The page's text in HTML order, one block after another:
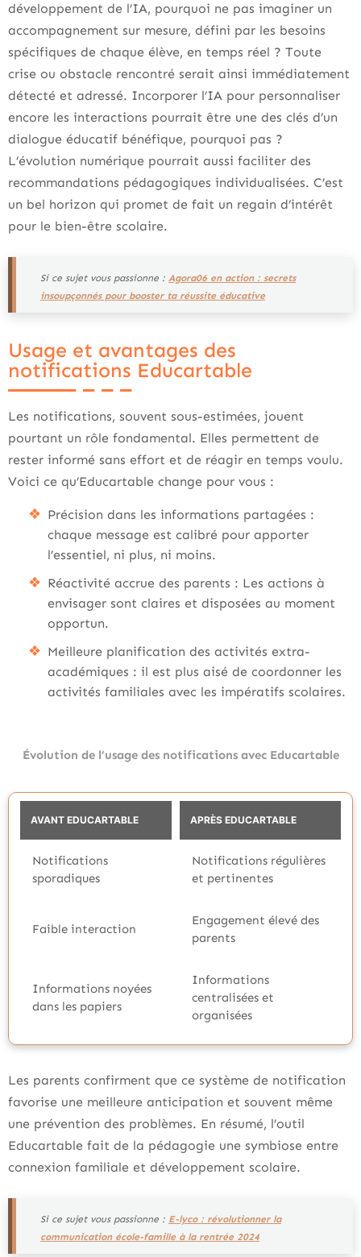
développement de l’IA, pourquoi ne pas imaginer un
accompagnement sur mesure, défini par les besoins
spécifiques de chaque élève, en temps réel ? Toute
crise ou obstacle rencontré serait ainsi immédiatement
détecté et adressé. Incorporer l’IA pour personnaliser
encore les interactions pourrait être une des clés d’un
dialogue éducatif bénéfique, pourquoi pas ?
L’évolution numérique pourrait aussi faciliter des
recommandations pédagogiques individualisées. C’est
un bel horizon qui promet de fait un regain d’intérêt
pour le bien-être scolaire.
Si ce sujet vous passionne : Agora06 en action : secrets
insoupçonnés pour booster ta réussite éducative
Usage et avantages des
notifications Educartable
Les notifications, souvent sous-estimées, jouent
pourtant un rôle fondamental. Elles permettent de
rester informé sans effort et de réagir en temps voulu.
Voici ce qu’Educartable change pour vous :
Précision dans les informations partagées :
chaque message est calibré pour apporter
l’essentiel, ni plus, ni moins.
Réactivité accrue des parents : Les actions à
envisager sont claires et disposées au moment
opportun.
Meilleure planification des activités extra-
académiques : il est plus aisé de coordonner les
activités familiales avec les impératifs scolaires.
Évolution de l’usage des notifications avec Educartable
AVANT EDUCARTABLE APRÈS EDUCARTABLE
Notifications
sporadiques
Notifications régulières
et pertinentes
Faible interaction
Engagement élevé des
parents
Informations noyées
dans les papiers
Informations
centralisées et
organisées
Les parents confirment que ce système de notification
favorise une meilleure anticipation et souvent même
une prévention des problèmes. En résumé, l’outil
Educartable fait de la pédagogie une symbiose entre
connexion familiale et développement scolaire.
Si ce sujet vous passionne : E-lyco : révolutionner la
communication école-famille à la rentrée 2024